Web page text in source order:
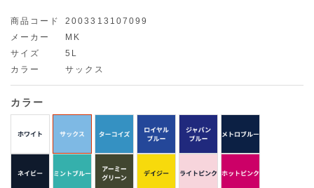
商品コード
2003313107099
メーカー
MK
サイズ
5L
カラー
サックス
カラー